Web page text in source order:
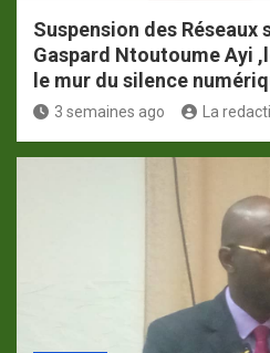
Suspension des Réseaux
Gaspard Ntoutoume Ayi
le mur du silence
3 semaines ago La